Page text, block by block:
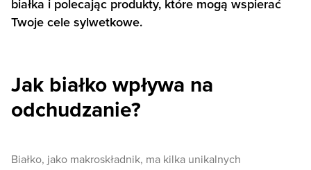
białka i polecając produkty, które mogą wspierać
Twoje cele sylwetkowe.
Jak białko wpływa na
odchudzanie?
Białko, jako makroskładnik, ma kilka unikalnych